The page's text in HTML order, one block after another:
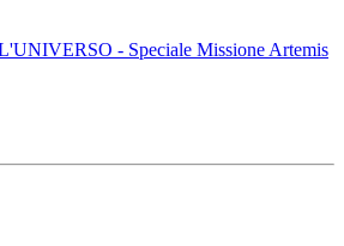
- Speciale Missione Artemis